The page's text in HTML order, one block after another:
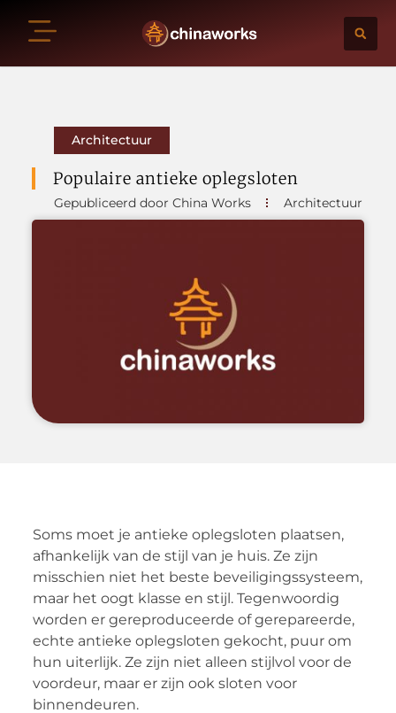
Architectuur
Populaire antieke oplegsloten
Gepubliceerd door China Works Architectuur
Soms moet je antieke oplegsloten plaatsen,
afhankelijk van de stijl van je huis. Ze zijn
misschien niet het beste beveiligingssysteem,
maar het oogt klasse en stijl. Tegenwoordig
worden er gereproduceerde of gerepareerde,
echte antieke oplegsloten gekocht, puur om
hun uiterlijk. Ze zijn niet alleen stijlvol voor de
voordeur, maar er zijn ook sloten voor
binnendeuren.